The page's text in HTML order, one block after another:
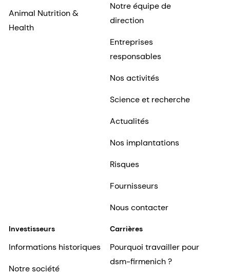
Animal Nutrition &
Health
Notre équipe de
direction
Entreprises
responsables
Nos activités
Science et recherche
Actualités
Nos implantations
Risques
Fournisseurs
Nous contacter
Investisseurs
Informations historiques
Notre société
Carrières
Pourquoi travailler pour
dsm-firmenich ?